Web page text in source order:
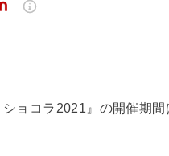
ョコラ2021』の開催期間